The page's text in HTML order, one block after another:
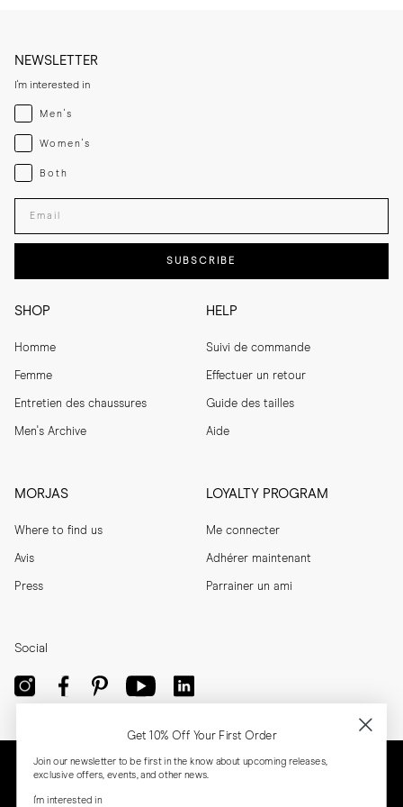
SHOP
Homme
Femme
Entretien des chaussures
Men's Archive
HELP
Suivi de commande
Effectuer un retour
Guide des tailles
Aide
MORJAS
Where to find us
Avis
Press
LOYALTY PROGRAM
Me connecter
Adhérer maintenant
Parrainer un ami
NEWSLETTER
I'm interested in
Menswear
Men's
Womenswear
Women's
Both
Both
Enter your email adress
SUBSCRIBE
Social
Get 10% Off Your First Order
Join our newsletter to be first in the know about upcoming releases,
exclusive offers, events, and other news.
I'm interested in